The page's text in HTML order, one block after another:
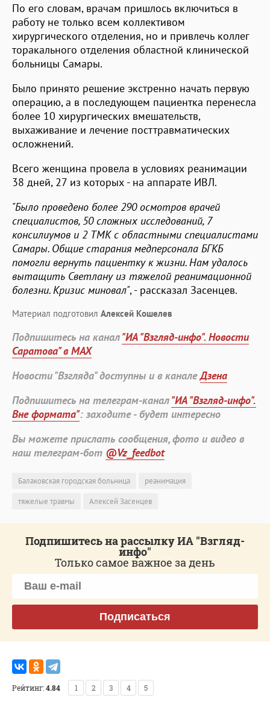
По его словам, врачам пришлось включиться в
работу не только всем коллективом
хирургического отделения, но и привлечь коллег
торакального отделения областной клинической
больницы Самары.
Было принято решение экстренно начать первую
операцию, а в последующем пациентка перенесла
более 10 хирургических вмешательств,
выхаживание и лечение посттравматических
осложнений.
Всего женщина провела в условиях реанимации
38 дней, 27 из которых - на аппарате ИВЛ.
"Было проведено более 290 осмотров врачей
специалистов, 50 сложных исследований, 7
консилиумов и 2 ТМК с областными специалистами
Самары. Общие старания медперсонала БГКБ
помогли вернуть пациентку к жизни. Нам удалось
вытащить Светлану из тяжелой реанимационной
болезни. Кризис миновал", - рассказал Засенцев.
Материал подготовил Алексей Кошелев
Подпишитесь на канал"ИА "Взгляд-инфо". Новости
Саратова" в MAX
Новости "Взгляда" доступны и в каналеДзена
Подпишитесь на телеграм-канал"ИА "Взгляд-инфо".
Вне формата": заходите - будет интересно
Вы можете прислать сообщения, фото и видео в
наш телеграм-бот @Vz_feedbot
Балаковская городская больница
реанимация
тяжелые травмы
Алексей Засенцев
Подпишитесь на рассылку ИА "Взгляд-
инфо"
Только самое важное за день
Подписаться
Рейтинг:4.84 1 2 3 4 5